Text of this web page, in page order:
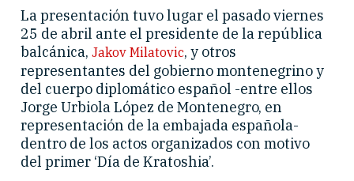
La presentación tuvo lugar el pasado viernes
25 de abril ante el presidente de la república
balcánica, Jakov Milatovic, y otros
representantes del gobierno montenegrino y
del cuerpo diplomático español -entre ellos
Jorge Urbiola López de Montenegro, en
representación de la embajada española-
dentro de los actos organizados con motivo
del primer ‘Día de Kratoshia’.